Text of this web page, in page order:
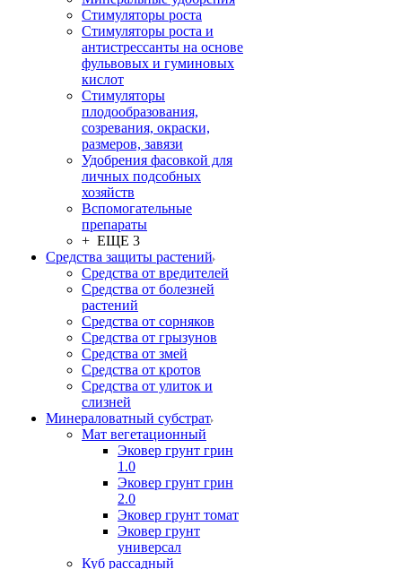
Стимуляторы роста
Стимуляторы роста и
антистрессанты на основе
фульвовых и гуминовых
кислот
Стимуляторы
плодообразования,
созревания, окраски,
размеров, завязи
Удобрения фасовкой для
личных подсобных
хозяйств
Вспомогательные
препараты
+ ЕЩЕ 3
Средства защиты растений
Средства от вредителей
Средства от болезней
растений
Средства от сорняков
Средства от грызунов
Средства от змей
Средства от кротов
Средства от улиток и
слизней
Минераловатный субстрат
Мат вегетационный
Эковер грунт грин
1.0
Эковер грунт грин
2.0
Эковер грунт томат
Эковер грунт
универсал
Куб рассадный